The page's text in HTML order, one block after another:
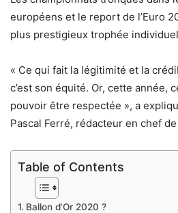
européens et le report de l’Euro
plus prestigieux trophée
« Ce qui fait la légitimité et la
c’est son équité. Or, cette année,
pouvoir être respectée », a
Pascal Ferré, rédacteur en chef
Table of Contents
Ballon d’Or 2020 ?